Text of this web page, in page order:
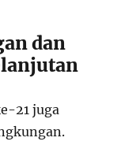
dan
21 juga